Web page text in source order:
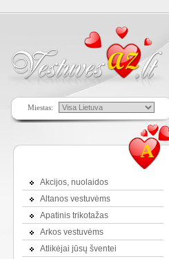
Miestas:
A
Akcijos, nuolaidos
Altanos vestuvėms
Apatinis trikotažas
Arkos vestuvėms
Atlikėjai jūsų šventei